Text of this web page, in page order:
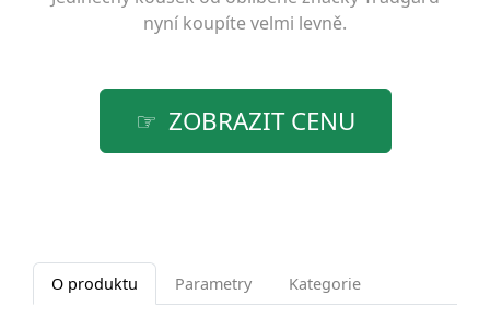
nyní koupíte velmi levně.
ZOBRAZIT CENU
O produktu Parametry Kategorie